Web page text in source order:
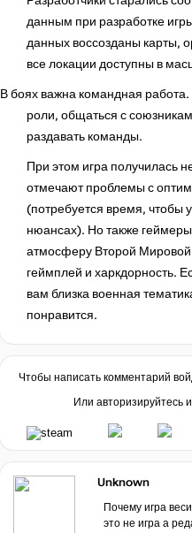
данным при разработке
данных воссозданы карты,
все локации доступны в
В боях важна командная
роли, общаться с
раздавать команды.
При этом игра получилась
отмечают проблемы с
(потребуется время, чтобы
нюансах). Но также
атмосферу Второй
геймплей и харкдорность.
вам близка военная
понравится.
Чтобы написать комментарий
Или авторизируйтесь
Unknown
Почему игра
это не игра а